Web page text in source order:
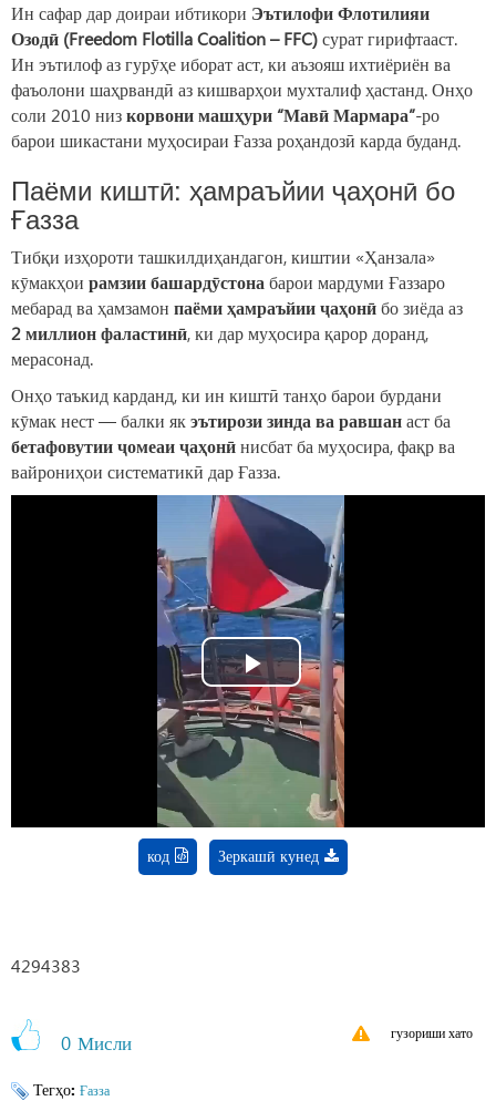
Ин сафар дар доираи ибтикори Эътилофи Флотилияи
Озодӣ (Freedom Flotilla Coalition – FFC)сурат гирифтааст.
Ин эътилоф аз гурӯҳе иборат аст, ки аъзояш ихтиёриён ва
фаъолони шаҳрвандӣ аз кишварҳои мухталиф ҳастанд. Онҳо
соли 2010 низкорвони машҳури “Мавӣ Мармара”-ро
барои шикастани муҳосираи Ғазза роҳандозӣ карда буданд.
Паёми киштӣ: ҳамраъйии ҷаҳонӣ бо
Ғазза
Тибқи изҳороти ташкилдиҳандагон, киштии «Ҳанзала»
кӯмакҳои рамзии башардӯстонабарои мардуми Ғаззаро
мебарад ва ҳамзамон паёми ҳамраъйии ҷаҳонӣбо зиёда аз
2 миллион фаластинӣ, ки дар муҳосира қарор доранд,
мерасонад.
Онҳо таъкид карданд, ки ин киштӣ танҳо барои бурдани
кӯмак нест — балки якэътирози зинда ва равшанаст ба
бетафовутии ҷомеаи ҷаҳонӣнисбат ба муҳосира, фақр ва
вайрониҳои систематикӣ дар Ғазза.
Play
Video
код Зеркашӣ кунед
4294383
0 Мисли гузориши хато
Тегҳо: Ғазза